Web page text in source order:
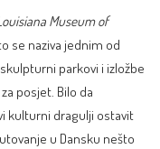
Museum of
se naziva jednim od
parkovi i izložbe
posjet. Bilo da
kulturni dragulji ostavit
u Dansku nešto